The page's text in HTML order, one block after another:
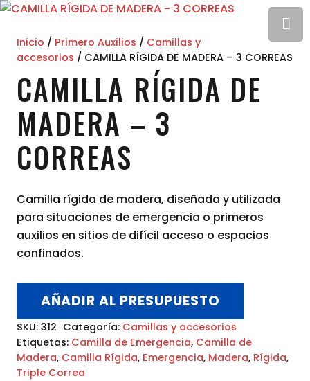
Inicio / Primero Auxilios / Camillas y
accesorios / CAMILLA RÍGIDA DE MADERA – 3 CORREAS
CAMILLA RÍGIDA DE
MADERA – 3
CORREAS
Camilla rígida de madera, diseñada y utilizada
para situaciones de emergencia o primeros
auxilios en sitios de difícil acceso o espacios
confinados.
AÑADIR AL PRESUPUESTO
SKU: 312 Categoría: Camillas y accesorios
Etiquetas: Camilla de Emergencia, Camilla de
Madera, Camilla Rígida, Emergencia, Madera, Rígida,
Triple Correa